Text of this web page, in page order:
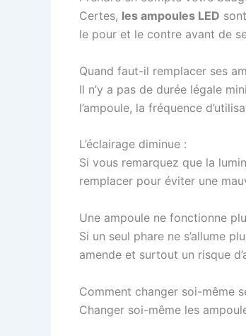
Certes, les ampoules LED
le pour et le contre avant de
Quand faut-il remplacer ses
Il n’y a pas de durée légale
l’ampoule, la fréquence
L’éclairage diminue :
Si vous remarquez que la
remplacer pour éviter une
Une ampoule ne fonctionne
Si un seul phare ne s’allume
amende et surtout un risque
Comment changer soi-même
Changer soi-même les